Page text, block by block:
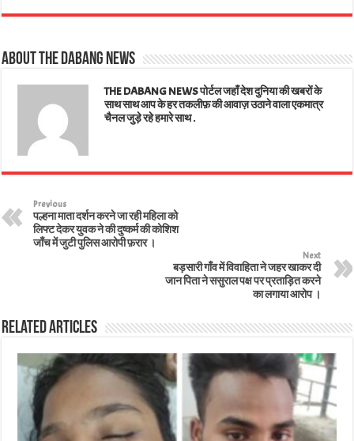
ts
A
pp
bo
ok
tt
er
ed ail er
t
e
About The Dabang News
THE DABANG NEWS पोर्टल जहाँ देश दुनिया की खबरों के
साथ साथ आप के हर तकलीफ़ की आवाज़ उठाने वाला एकमात्र
चैनल जुड़े रहे हमारे साथ .
Previous
पल्हना माता दर्शन करने जा रही महिला को
लिफ्ट देकर युवक ने की दुष्कर्म की कोशिश
जाँच में जुटी पुलिस आरोपी फ़रार ।
Next
बड़सारी गाँव में विवाहिता ने जहर खाकर दी
जान पिता ने ससुराल पक्ष पर प्रताड़ित करने
का लगाया आरोप ।
Related Articles